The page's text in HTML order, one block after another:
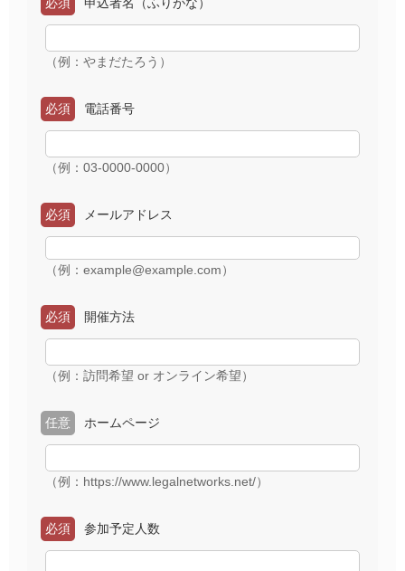
（例：やまだたろう）
電話番号
必須
（例：03-0000-0000）
メールアドレス
必須
（例：example@example.com）
開催方法
必須
（例：訪問希望 or オンライン希望）
ホームページ
任意
（例：https://www.legalnetworks.net/）
参加予定人数
必須